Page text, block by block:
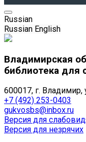
Russian
Russian English
Владимирская
библиотека для
600017, г. Владимир,
+7 (492) 253-0403
gukvosbs@inbox.ru
Версия для
Версия для незрячих